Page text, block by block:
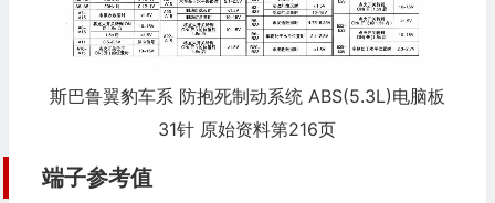
斯巴鲁翼豹车系 防抱死制动系统 ABS(5.3L)电脑板
31针 原始资料第216页
端子参考值